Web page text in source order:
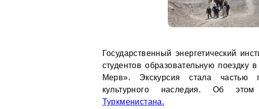
Государственный энергетический
студентов образовательную поездку
Мерв». Экскурсия стала частью
культурного наследия. Об
Туркменистана.